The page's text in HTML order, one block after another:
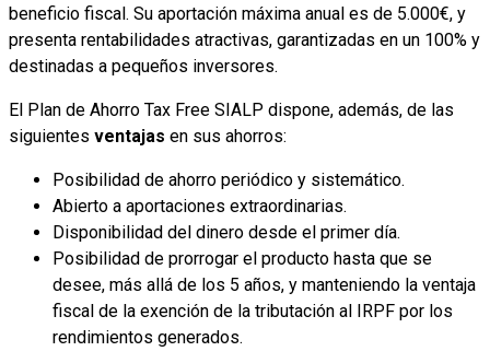
beneficio fiscal. Su aportación máxima anual es de 5.000€, y
presenta rentabilidades atractivas, garantizadas en un 100% y
destinadas a pequeños inversores.
El Plan de Ahorro Tax Free SIALP dispone, además, de las
siguientes ventajas en sus ahorros:
Posibilidad de ahorro periódico y sistemático.
Abierto a aportaciones extraordinarias.
Disponibilidad del dinero desde el primer día.
Posibilidad de prorrogar el producto hasta que se
desee, más allá de los 5 años, y manteniendo la ventaja
fiscal de la exención de la tributación al IRPF por los
rendimientos generados.